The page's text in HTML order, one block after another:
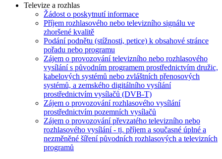
Televize a rozhlas
Žádost o poskytnutí informace
Příjem rozhlasového nebo televizního signálu ve
zhoršené kvalitě
Podání podnětu (stížnosti, petice) k obsahové stránce
pořadu nebo programu
Zájem o provozování televizního nebo rozhlasového
vysílání s původním programem prostřednictvím družic,
kabelových systémů nebo zvláštních přenosových
systémů, a zemského digitálního vysílání
prostřednictvím vysílačů (DVB-T)
Zájem o provozování rozhlasového vysílání
prostřednictvím pozemních vysílačů
Zájem o provozování převzatého televizního nebo
rozhlasového vysílání - tj. příjem a současné úplné a
nezměněné šíření původních rozhlasových a televizních
programů